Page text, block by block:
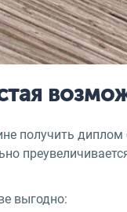
получить
выгодно: